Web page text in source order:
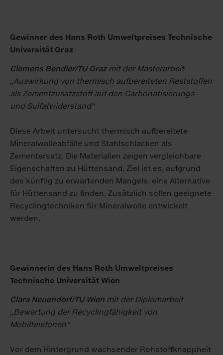
Gewinner des Hans Roth Umweltpreises Technische
Universität Graz
Clemens Bendler/TU Graz mit der Masterarbeit
„Auswirkung von thermisch aufbereiteten Reststoffen
als Zementzusatzstoff auf den Carbonatisierungs-
und Sulfatwiderstand“
Diese Arbeit untersucht thermisch aufbereitete
Mineralwolleabfälle und Stahlschlacken als
Zementersatz. Die Materialien zeigen vergleichbare
Eigenschaften zu Hüttensand. Ziel ist es, aufgrund
des künftig zu erwartenden Mangels, eine Alternative
für Hüttensand zu finden. Zusätzlich sollen geeignete
Recyclingtechniken für Mineralwolle entwickelt
werden.
Gewinnerin des Hans Roth Umweltpreises
Technische Universität Wien
Clara Neuendorf/TU Wien mit der Diplomarbeit
„Bewertung der Recyclingfähigkeit von
Mobiltelefonen“
Vor dem Hintergrund wachsender Rohstoffknappheit